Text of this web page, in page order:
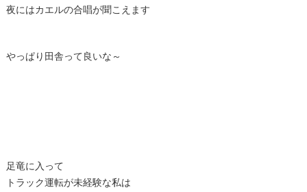
夜にはカエルの合唱が聞こえます
やっぱり田舎って良いな～
足竜に入って
トラック運転が未経験な私は